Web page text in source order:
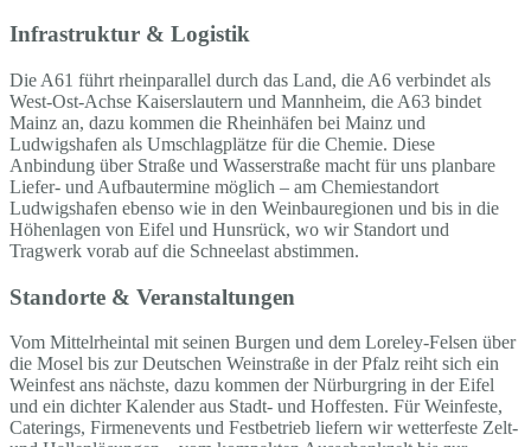
Infrastruktur & Logistik
Die A61 führt rheinparallel durch das Land, die A6 verbindet als
West-Ost-Achse Kaiserslautern und Mannheim, die A63 bindet
Mainz an, dazu kommen die Rheinhäfen bei Mainz und
Ludwigshafen als Umschlagplätze für die Chemie. Diese
Anbindung über Straße und Wasserstraße macht für uns planbare
Liefer- und Aufbautermine möglich – am Chemiestandort
Ludwigshafen ebenso wie in den Weinbauregionen und bis in die
Höhenlagen von Eifel und Hunsrück, wo wir Standort und
Tragwerk vorab auf die Schneelast abstimmen.
Standorte & Veranstaltungen
Vom Mittelrheintal mit seinen Burgen und dem Loreley-Felsen über
die Mosel bis zur Deutschen Weinstraße in der Pfalz reiht sich ein
Weinfest ans nächste, dazu kommen der Nürburgring in der Eifel
und ein dichter Kalender aus Stadt- und Hoffesten. Für Weinfeste,
Caterings, Firmenevents und Festbetrieb liefern wir wetterfeste Zelt-